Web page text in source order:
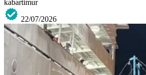
kabartimur
22/07/2026